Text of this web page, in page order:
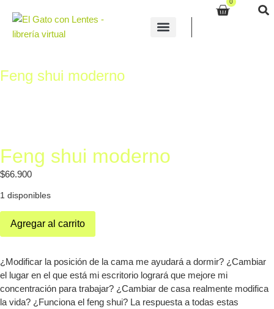
0
Feng shui moderno
Feng shui moderno
$66.900
1 disponibles
Agregar al carrito
¿Modificar la posición de la cama me ayudará a dormir? ¿Cambiar
el lugar en el que está mi escritorio logrará que mejore mi
concentración para trabajar? ¿Cambiar de casa realmente modifica
la vida? ¿Funciona el feng shui? La respuesta a todas estas